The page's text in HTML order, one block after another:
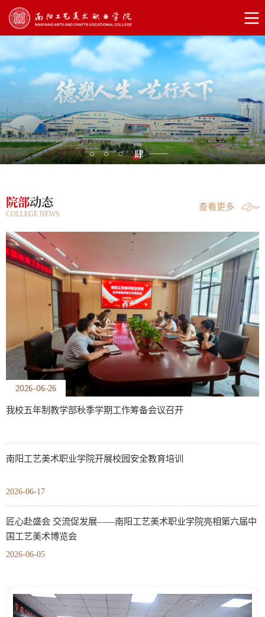
院部动态
COLLEGE NEWS
查看更多
2026-06-26
我校五年制教学部秋季学期工作筹备会议召开
南阳工艺美术职业学院开展校园安全教育培训
2026-06-17
匠心赴盛会 交流促发展——南阳工艺美术职业学院亮相第六届中
国工艺美术博览会
2026-06-05